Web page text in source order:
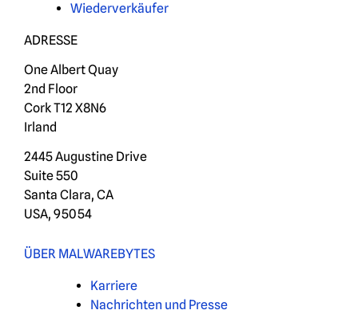
Wiederverkäufer
ADRESSE
One Albert Quay
2nd Floor
Cork T12 X8N6
Irland
2445 Augustine Drive
Suite 550
Santa Clara, CA
USA, 95054
ÜBER MALWAREBYTES
Karriere
Nachrichten und Presse